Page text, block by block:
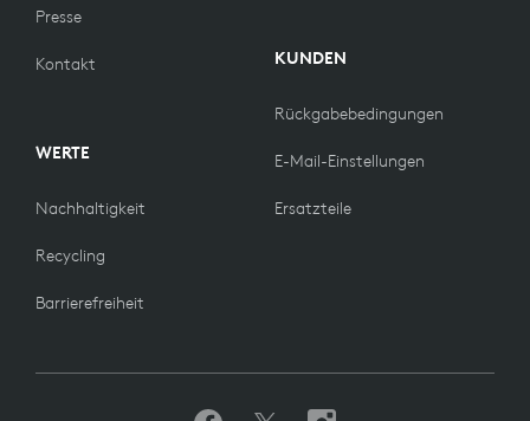
Presse
Kontakt
WERTE
Nachhaltigkeit
Recycling
Barrierefreiheit
KUNDEN
Rückgabebedingungen
E-Mail-Einstellungen
Ersatzteile